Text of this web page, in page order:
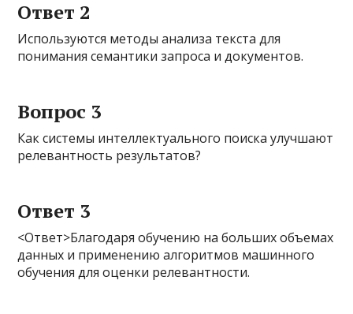
Ответ 2
Используются методы анализа текста для
понимания семантики запроса и документов.
Вопрос 3
Как системы интеллектуального поиска улучшают
релевантность результатов?
Ответ 3
<Ответ>Благодаря обучению на больших объемах
данных и применению алгоритмов машинного
обучения для оценки релевантности.